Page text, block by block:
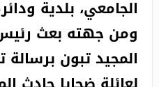
وتبون يعزي
الجامعي، بلدية
ومن جهته بعث
المجيد تبون